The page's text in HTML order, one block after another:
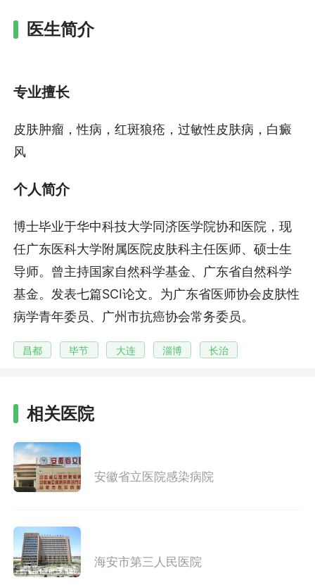
医生简介
专业擅长
皮肤肿瘤，性病，红斑狼疮，过敏性皮肤病，白癜
风
个人简介
博士毕业于华中科技大学同济医学院协和医院，现
任广东医科大学附属医院皮肤科主任医师、硕士生
导师。曾主持国家自然科学基金、广东省自然科学
基金。发表七篇SCI论文。为广东省医师协会皮肤性
病学青年委员、广州市抗癌协会常务委员。
昌都 毕节 大连 淄博 长治
相关医院
安徽省立医院感染病院
海安市第三人民医院